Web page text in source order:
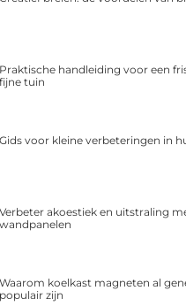
Praktische handleiding voor een
fijne tuin
Gids voor kleine verbeteringen in
Verbeter akoestiek en uitstraling
wandpanelen
Waarom koelkast magneten al
populair zijn